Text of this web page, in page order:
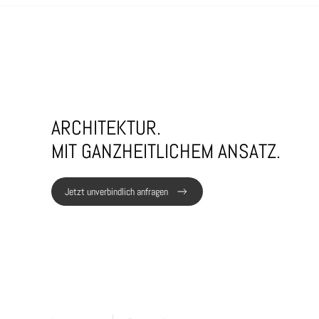
ARCHITEKTUR.
MIT GANZHEITLICHEM ANSATZ.
Jetzt unverbindlich anfragen